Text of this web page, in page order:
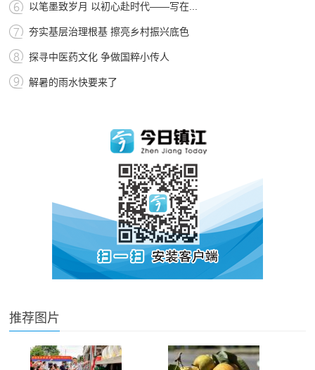
以笔墨致岁月 以初心赴时代——写在...
夯实基层治理根基 擦亮乡村振兴底色
探寻中医药文化 争做国粹小传人
解暑的雨水快要来了
推荐图片